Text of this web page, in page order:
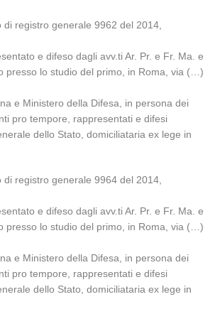
registro generale 9962 del 2014,
e difeso dagli avv.ti Ar. Pr. e Fr. Ma. e
presso lo studio del primo, in Roma, via (…)
e Ministero della Difesa, in persona dei
pro tempore, rappresentati e difesi
dello Stato, domiciliataria ex lege in
registro generale 9964 del 2014,
e difeso dagli avv.ti Ar. Pr. e Fr. Ma. e
presso lo studio del primo, in Roma, via (…)
e Ministero della Difesa, in persona dei
pro tempore, rappresentati e difesi
dello Stato, domiciliataria ex lege in